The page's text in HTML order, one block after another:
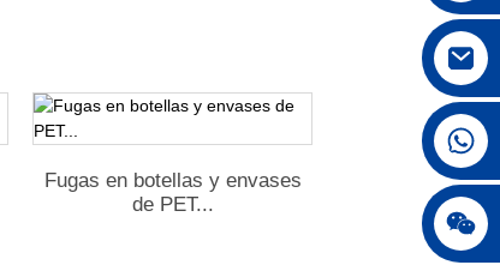
Fugas en botellas y envases
de PET...